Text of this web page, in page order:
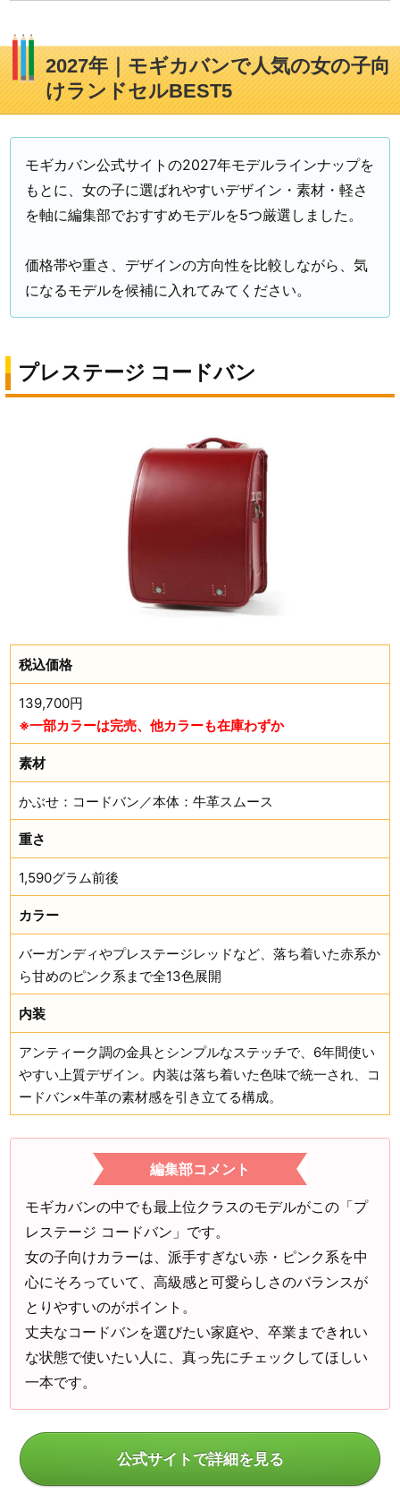
2027年｜モギカバンで人気の女の子向
けランドセルBEST5
モギカバン公式サイトの2027年モデルラインナップを
もとに、女の子に選ばれやすいデザイン・素材・軽さ
を軸に編集部でおすすめモデルを5つ厳選しました。
価格帯や重さ、デザインの方向性を比較しながら、気
になるモデルを候補に入れてみてください。
プレステージ コードバン
税込価格
139,700円
※一部カラーは完売、他カラーも在庫わずか
素材
かぶせ：コードバン／本体：牛革スムース
重さ
1,590グラム前後
カラー
バーガンディやプレステージレッドなど、落ち着いた赤系か
ら甘めのピンク系まで全13色展開
内装
アンティーク調の金具とシンプルなステッチで、6年間使い
やすい上質デザイン。内装は落ち着いた色味で統一され、コ
ードバン×牛革の素材感を引き立てる構成。
編集部コメント
モギカバンの中でも最上位クラスのモデルがこの「プ
レステージ コードバン」です。
女の子向けカラーは、派手すぎない赤・ピンク系を中
心にそろっていて、高級感と可愛らしさのバランスが
とりやすいのがポイント。
丈夫なコードバンを選びたい家庭や、卒業まできれい
な状態で使いたい人に、真っ先にチェックしてほしい
一本です。
公式サイトで詳細を見る